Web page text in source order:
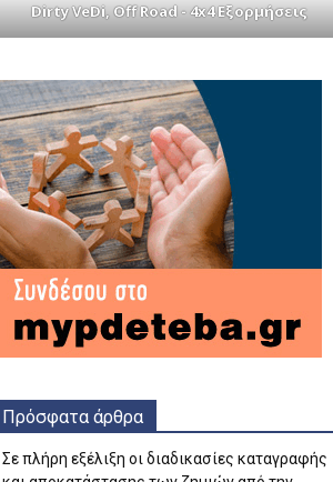
Dirty VeDi, Off Road - 4x4 Εξορμήσεις
Πρόσφατα άρθρα
Σε πλήρη εξέλιξη οι διαδικασίες καταγραφής